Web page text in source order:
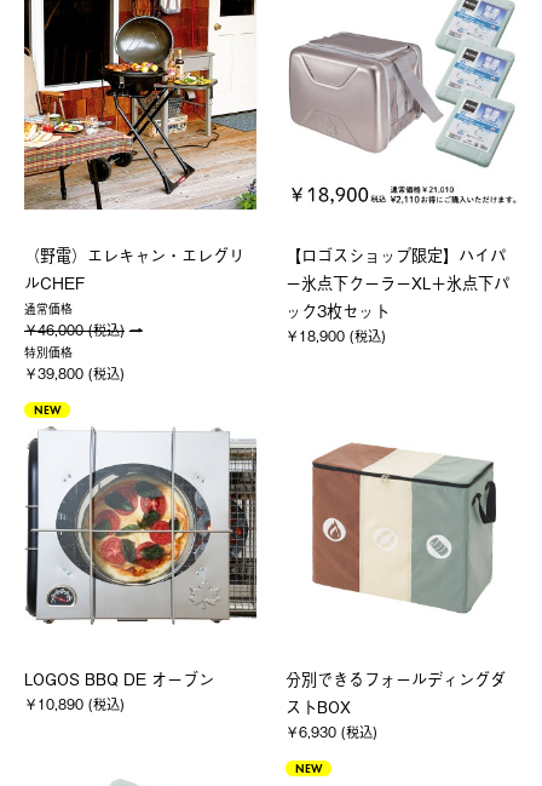
（野電）エレキャン・エレグリ
ルCHEF
通常価格
￥46,000 (税込)
特別価格
￥39,800 (税込)
【ロゴスショップ限定】ハイパ
ー氷点下クーラーXL＋氷点下パ
ック3枚セット
￥18,900 (税込)
NEW
LOGOS BBQ DE オーブン
￥10,890 (税込)
分別できるフォールディングダ
ストBOX
￥6,930 (税込)
NEW